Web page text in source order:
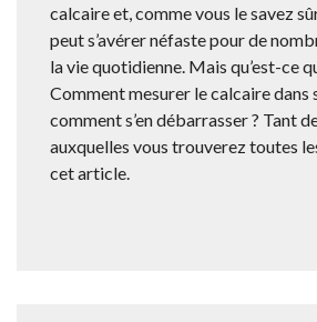
calcaire et, comme vous le savez
peut s’avérer néfaste pour de
la vie quotidienne. Mais qu’est-ce
Comment mesurer le calcaire dans
comment s’en débarrasser ? Tant
auxquelles vous trouverez toutes
cet article.